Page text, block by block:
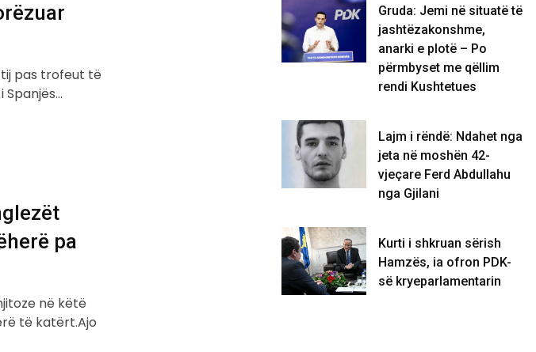
pas trofeut të
Spanjës…
pa
në këtë
të katërt.Ajo
Gruda: Jemi në situatë të
jashtëzakonshme,
anarki e plotë – Po
përmbyset me qëllim
rendi Kushtetues
Lajm i rëndë: Ndahet nga
jeta në moshën 42-
vjeçare Ferd Abdullahu
nga Gjilani
Kurti i shkruan sërish
Hamzës, ia ofron PDK-
së kryeparlamentarin